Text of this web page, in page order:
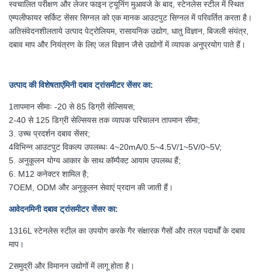
स्वचालित परीक्षण और लेजर फाइन ट्यूनिंग मुआवजे के बाद, स्टेनलेस स्टील में स्थित
एम्पलीफायर सर्किट सेंसर सिग्नल को एक मानक आउटपुट सिग्नल में परिवर्तित करता है।
अतिसंवेदनशीलताये उत्पाद पेट्रोलियम, रासायनिक उद्योग, धातु विज्ञान, बिजली संयंत्र,
दबाव माप और नियंत्रण के लिए जल विज्ञान जैसे उद्योगों में व्यापक अनुप्रयोग पाते हैं।
उत्पाद की विशेषताएंमिनी दबाव ट्रांसमीटर सेंसर का:
1तापमान सीमाः -20 से 85 डिग्री सेल्सियस;
2-40 से 125 डिग्री सेल्सियस तक व्यापक परिचालन तापमान सीमा;
3. उच्च प्रदर्शन दबाव सेंसर;
4विभिन्न आउटपुट विकल्प उपलब्धः 4~20mA/0.5~4.5V/1~5V/0~5V;
5. अनुकूलन योग्य आकार के साथ कॉम्पैक्ट आयाम उपलब्ध हैं;
6. M12 कनेक्टर शामिल है;
7OEM, ODM और अनुकूलन सेवाएं प्रदान की जाती हैं।
आवेदनमिनी दबाव ट्रांसमीटर सेंसर का:
1316L स्टेनलेस स्टील का उपयोग करके गैर संक्षारक गैसों और तरल पदार्थों के दबाव
माप।
2समुद्री और विमानन उद्योगों में लागू होता है।